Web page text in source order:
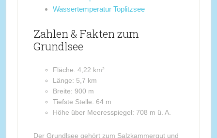
Wassertemperatur Toplitzsee
Zahlen & Fakten zum
Grundlsee
Fläche: 4,22 km²
Länge: 5,7 km
Breite: 900 m
Tiefste Stelle: 64 m
Höhe über Meeresspiegel: 708 m ü. A.
Der Grundlsee gehört zum Salzkammergut und